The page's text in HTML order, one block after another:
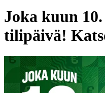
Joka kuun
tilipäivä!